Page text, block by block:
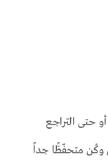
حتى التراجع
وكُن متحفّظًا جداً